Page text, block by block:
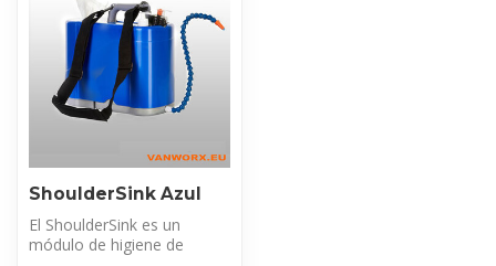
ShoulderSink Azul
El ShoulderSink es un
módulo de higiene de